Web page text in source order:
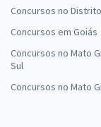
Concursos no
Concursos em Goiás
Concursos no Mato
Sul
Concursos no Mato